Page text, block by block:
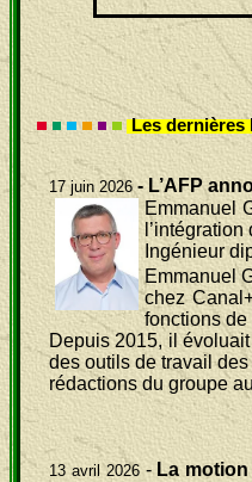
Les dernières
17 juin 2026 - L’AFP
Emmanuel
Ingénieur
Emmanuel
chez
fonctions
Depuis 2015, il
des outils de travail
rédactions du groupe
13 avril 2026- La